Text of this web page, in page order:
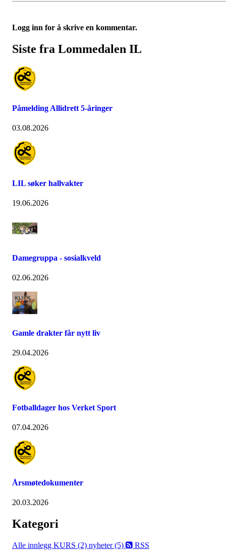
Logg inn for å skrive en kommentar.
Siste fra Lommedalen IL
Påmelding Allidrett 5-åringer
03.08.2026
LIL søker hallvakter
19.06.2026
Damegruppa - sosialkveld
02.06.2026
Gamle drakter får nytt liv
29.04.2026
Fotballdager hos Verket Sport
07.04.2026
Årsmøtedokumenter
20.03.2026
Kategori
Alle innlegg KURS (2) nyheter (5) RSS